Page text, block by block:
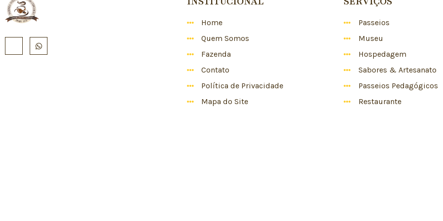
Home
Quem Somos
Fazenda
Contato
Política de Privacidade
Mapa do Site
Passeios
Museu
Hospedagem
Sabores & Artesanato
Passeios Pedagógicos
Restaurante